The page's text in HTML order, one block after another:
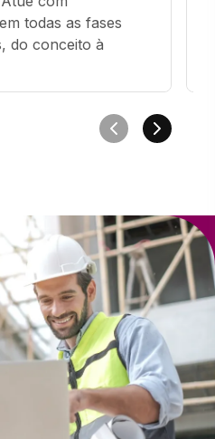
todas as fases
do conceito à